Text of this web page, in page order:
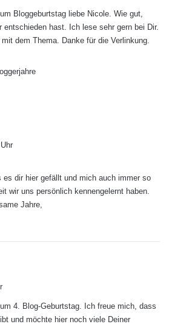
Bloggeburtstag liebe Nicole. Wie gut,
entschieden hast. Ich lese sehr gern bei Dir.
dem Thema. Danke für die Verlinkung.
es dir hier gefällt und mich auch immer so
wir uns persönlich kennengelernt haben.
Jahre,
4. Blog-Geburtstag. Ich freue mich, dass
und möchte hier noch viele Deiner